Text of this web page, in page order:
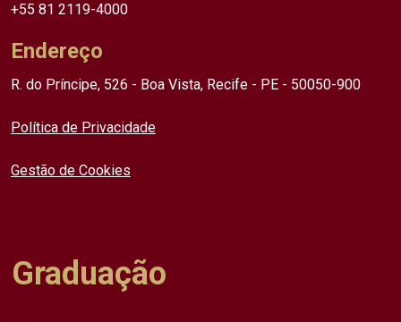
+55 81 2119-4000
Endereço
R. do Príncipe, 526 - Boa Vista, Recife - PE - 50050-900
Política de Privacidade
Gestão de Cookies
Graduação